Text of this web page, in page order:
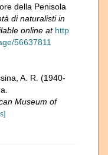
della Penisola
di naturalisti in
online at http
56637811
A. R. (1940-
Museum of